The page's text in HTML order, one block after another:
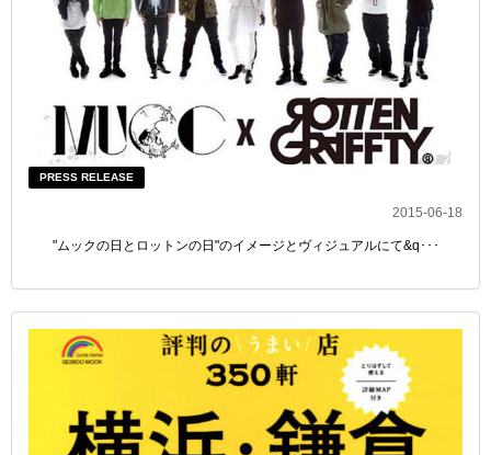
PRESS RELEASE
2015-06-18
"ムックの日とロットンの日"のイメージとヴィジュアルにて&q･･･